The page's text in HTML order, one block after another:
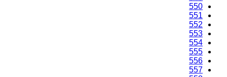
550
551
552
553
554
555
556
557